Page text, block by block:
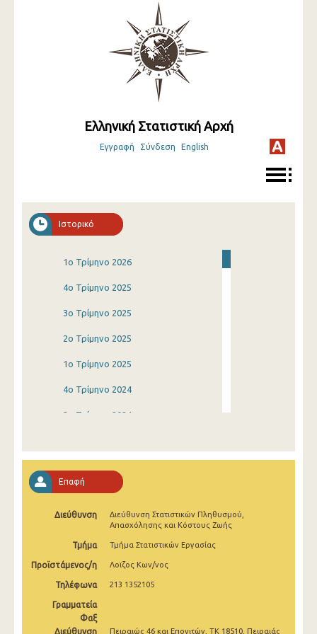
Ελληνική Στατιστική Αρχή
Εγγραφή Σύνδεση English
Ιστορικό
1o Τρίμηνο 2026
4o Τρίμηνο 2025
3o Τρίμηνο 2025
2o Τρίμηνο 2025
1o Τρίμηνο 2025
4o Τρίμηνο 2024
3o Τρίμηνο 2024
4o Τρίμηνο 2023
3o Τρίμηνο 2023
2o Τρίμηνο 2023
1o Τρίμηνο 2023
3o Τρίμηνο 2022
Επαφή
Διεύθυνση
Διεύθυνση Στατιστικών Πληθυσμού,
Απασχόλησης και Κόστους Ζωής
Τμήμα Τμήμα Στατιστικών Εργασίας
Προϊστάμενος/η Λοϊζος Κων/νος
Τηλέφωνα 213 1352105
Γραμματεία
Φαξ
Διεύθυνση
Πειραιώς 46 και Επονιτών, ΤΚ 18510, Πειραιάς